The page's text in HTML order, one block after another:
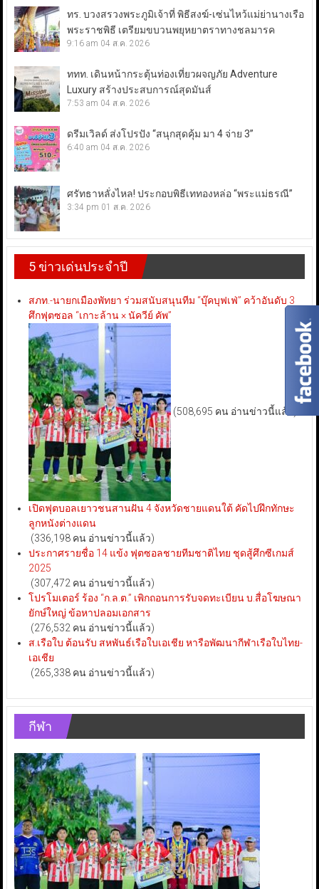
ทร. บวงสรวงพระภูมิเจ้าที่ พิธีสงฆ์-เซ่นไหว้แม่ย่านางเรือ
พระราชพิธี เตรียมขบวนพยุหยาตราทางชลมารค
9:16 am 04 ส.ค. 2026
ททท. เดินหน้ากระตุ้นท่องเที่ยวผจญภัย Adventure
Luxury สร้างประสบการณ์สุดมันส์
7:53 am 04 ส.ค. 2026
ดรีมเวิลด์ ส่งโปรปัง “สนุกสุดคุ้ม มา 4 จ่าย 3”
6:40 am 04 ส.ค. 2026
ศรัทธาหลั่งไหล! ประกอบพิธีเททองหล่อ “พระแม่ธรณี”
3:34 pm 01 ส.ค. 2026
5 ข่าวเด่นประจำปี
สภท.-นายกเมืองพัทยา ร่วมสนับสนุนทีม “บุ๊คบุฟเฟ่” คว้าอันดับ 3
ศึกฟุตซอล “เกาะล้าน × นัควีย์ คัพ”
(508,695 คน อ่านข่าวนี้แล้ว)
เปิดฟุตบอลเยาวชนสานฝัน 4 จังหวัดชายแดนใต้ คัดไปฝึกทักษะ
ลูกหนังต่างแดน
(336,198 คน อ่านข่าวนี้แล้ว)
ประกาศรายชื่อ 14 แข้ง ฟุตซอลชายทีมชาติไทย ชุดสู้ศึกซีเกมส์
2025
(307,472 คน อ่านข่าวนี้แล้ว)
โปรโมเตอร์ ร้อง “ก.ล.ต.” เพิกถอนการรับจดทะเบียน บ.สื่อโฆษณา
ยักษ์ใหญ่ ข้อหาปลอมเอกสาร
(276,532 คน อ่านข่าวนี้แล้ว)
ส.เรือใบ ต้อนรับ สหพันธ์เรือใบเอเชีย หารือพัฒนากีฬาเรือใบไทย-
เอเชีย
(265,338 คน อ่านข่าวนี้แล้ว)
กีฬา